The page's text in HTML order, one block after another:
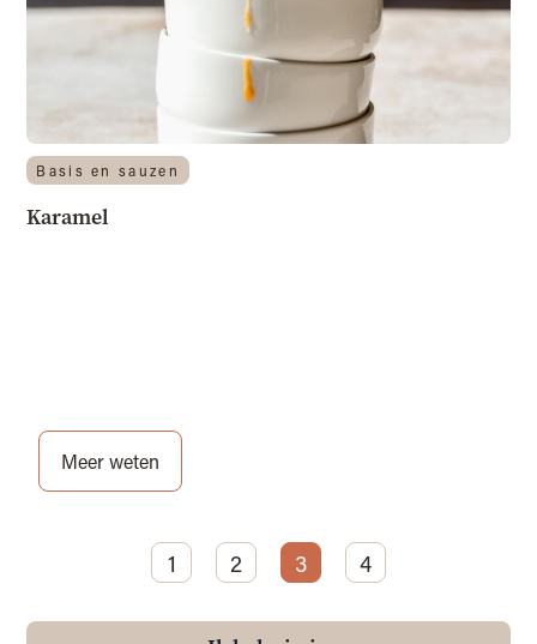
Basis en sauzen
Karamel
Meer weten
1 2 3 4